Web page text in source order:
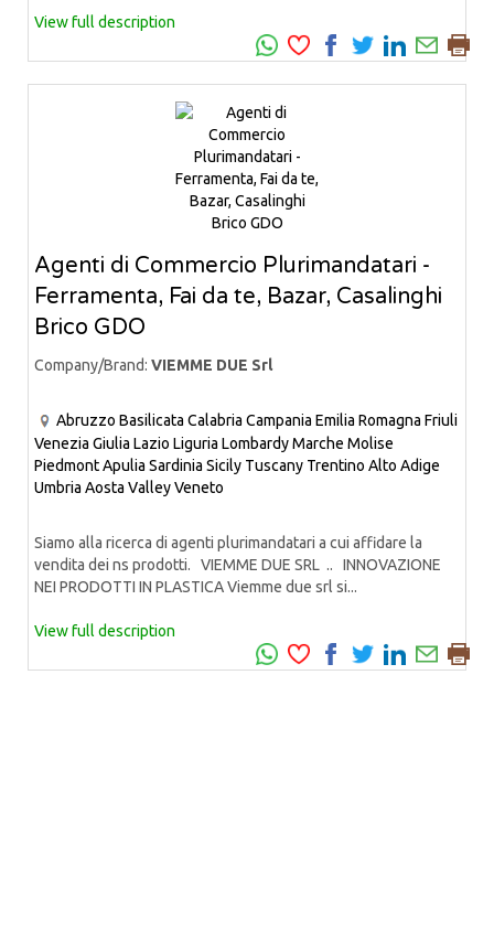
View full description
Agenti di Commercio Plurimandatari -
Ferramenta, Fai da te, Bazar, Casalinghi
Brico GDO
Company/Brand: VIEMME DUE Srl
Abruzzo Basilicata Calabria Campania Emilia Romagna Friuli
Venezia Giulia Lazio Liguria LombardyMarche Molise
PiedmontApulia Sardinia Sicily Tuscany Trentino Alto Adige
Umbria Aosta ValleyVeneto
Siamo alla ricerca di agenti plurimandatari a cui affidare la
vendita dei ns prodotti. VIEMME DUE SRL .. INNOVAZIONE
NEI PRODOTTI IN PLASTICA Viemme due srl si...
View full description